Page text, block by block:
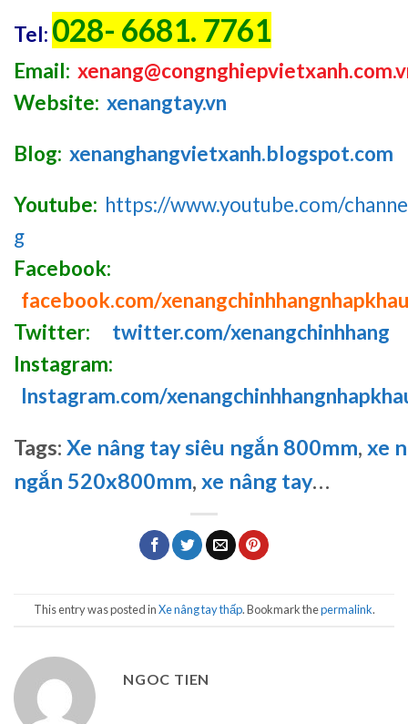
Tel: 028- 6681. 7761
Email:
Website: xenangtay.vn
Blog: xenanghangvietxanh.blogspot.com
Youtube: https://www.youtube.com/
g
Facebook:
facebook.com/xenangchinhhangnhapkhau
Twitter:
twitter.com/xenangchinhhang
Instagram:
Instagram.com/
Tags: Xe nâng tay siêu ngắn 800mm, xe
ngắn 520x800mm, xe nâng tay…
This entry was posted inXe nâng tay thấp. Bookmark thepermalink.
NGOC TIEN